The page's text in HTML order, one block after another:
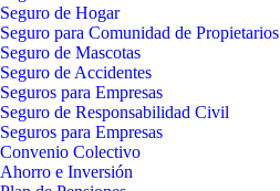
Seguro de Hogar
Seguro para Comunidad de Propietarios
Seguro de Mascotas
Seguro de Accidentes
Seguros para Empresas
Seguro de Responsabilidad Civil
Seguros para Empresas
Convenio Colectivo
Ahorro e Inversión